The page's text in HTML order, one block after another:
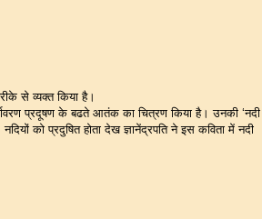
से व्यक्त किया है।
प्रदूषण के बढते आतंक का चित्रण किया है। उनकी ‘नदी
को प्रदुषित होता देख ज्ञानेंद्रपति ने इस कविता में नदी